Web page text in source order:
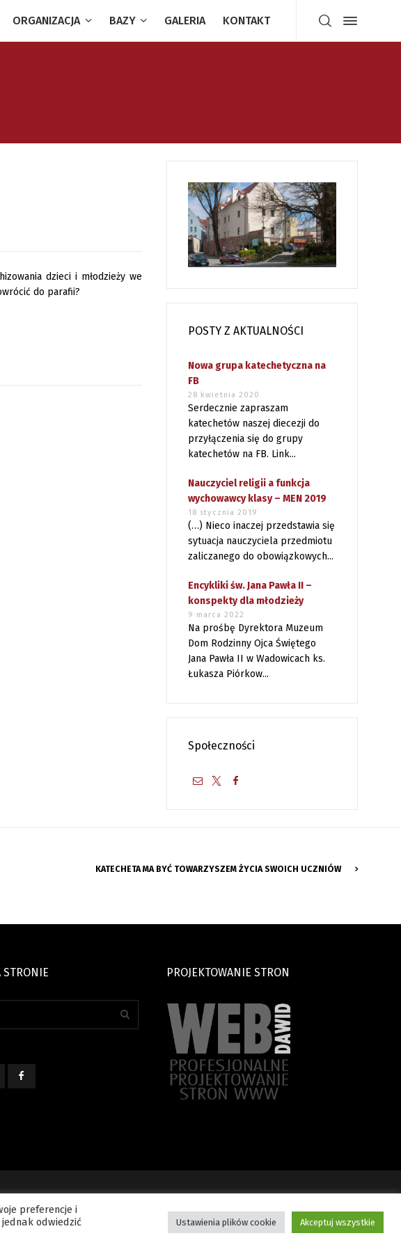
ORGANIZACJA BAZY GALERIA KONTAKT
dzieci i młodzieży we
do parafii?
POSTY Z AKTUALNOŚCI
Nowa grupa katechetyczna na
FB
28 kwietnia 2020
Serdecznie zapraszam
katechetów naszej diecezji do
przyłączenia się do grupy
katechetów na FB. Link...
Nauczyciel religii a funkcja
wychowawcy klasy – MEN 2019
18 stycznia 2019
(…) Nieco inaczej przedstawia się
sytuacja nauczyciela przedmiotu
zaliczanego do obowiązkowych...
Encykliki św. Jana Pawła II –
konspekty dla młodzieży
9 marca 2022
Na prośbę Dyrektora Muzeum
Dom Rodzinny Ojca Świętego
Jana Pawła II w Wadowicach ks.
Łukasza Piórkow...
Społeczności
KATECHETA MA BYĆ TOWARZYSZEM ŻYCIA SWOICH UCZNIÓW
STRONIE PROJEKTOWANIE STRON
Kontakt
preferencje i
jednak odwiedzić
Ustawienia plików cookie Akceptuj wszystkie